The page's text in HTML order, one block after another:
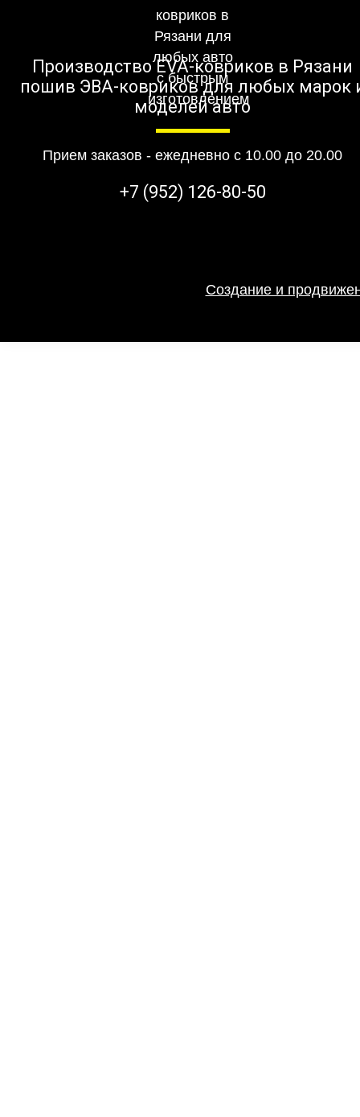
Производство EVA-ковриков в Рязани
пошив ЭВА-ковриков для любых марок
моделей авто
Прием заказов - ежедневно с 10.00 до 20.00
+7 (952) 126-80-50
Создание и